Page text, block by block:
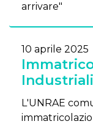
arrivare"
10 aprile 2025
L'UNRAE